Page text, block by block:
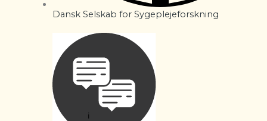
Dansk Selskab for Sygeplejeforskning